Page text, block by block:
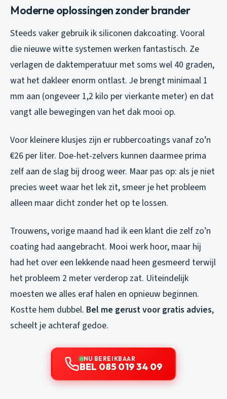
Moderne oplossingen zonder brander
Steeds vaker gebruik ik siliconen dakcoating. Vooral
die nieuwe witte systemen werken fantastisch. Ze
verlagen de daktemperatuur met soms wel 40 graden,
wat het dakleer enorm ontlast. Je brengt minimaal 1
mm aan (ongeveer 1,2 kilo per vierkante meter) en dat
vangt alle bewegingen van het dak mooi op.
Voor kleinere klusjes zijn er rubbercoatings vanaf zo’n
€26 per liter. Doe-het-zelvers kunnen daarmee prima
zelf aan de slag bij droog weer. Maar pas op: als je niet
precies weet waar het lek zit, smeer je het probleem
alleen maar dicht zonder het op te lossen.
Trouwens, vorige maand had ik een klant die zelf zo’n
coating had aangebracht. Mooi werk hoor, maar hij
had het over een lekkende naad heen gesmeerd terwijl
het probleem 2 meter verderop zat. Uiteindelijk
moesten we alles eraf halen en opnieuw beginnen.
Kostte hem dubbel. Bel me gerust voor gratis advies,
scheelt je achteraf gedoe.
NU BEREIKBAAR
BEL 085 019 34 09